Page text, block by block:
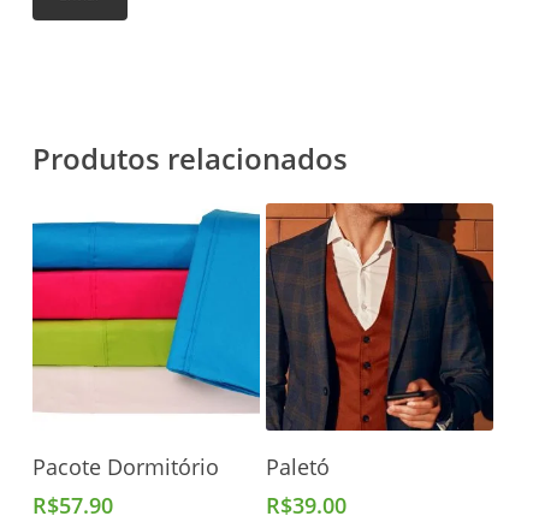
Produtos relacionados
Adicionar Ao Carrinho
Pacote Dormitório
R$57.90
Adicionar Ao Carrinho
Paletó
R$39.00